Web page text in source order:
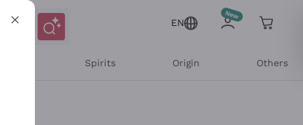
EN
Spirits Origin Others